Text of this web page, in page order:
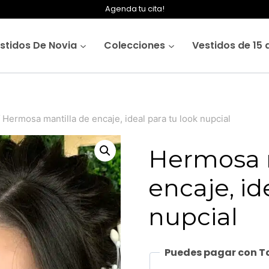
Agenda tu cita!
De Novia Colecciones Vestidos de 15
Hermosa mantilla de encaje, ideal para tu look nupcial
encaje,
nupcial
Puedes pagar con